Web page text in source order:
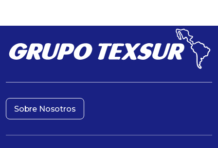
Sobre Nosotros